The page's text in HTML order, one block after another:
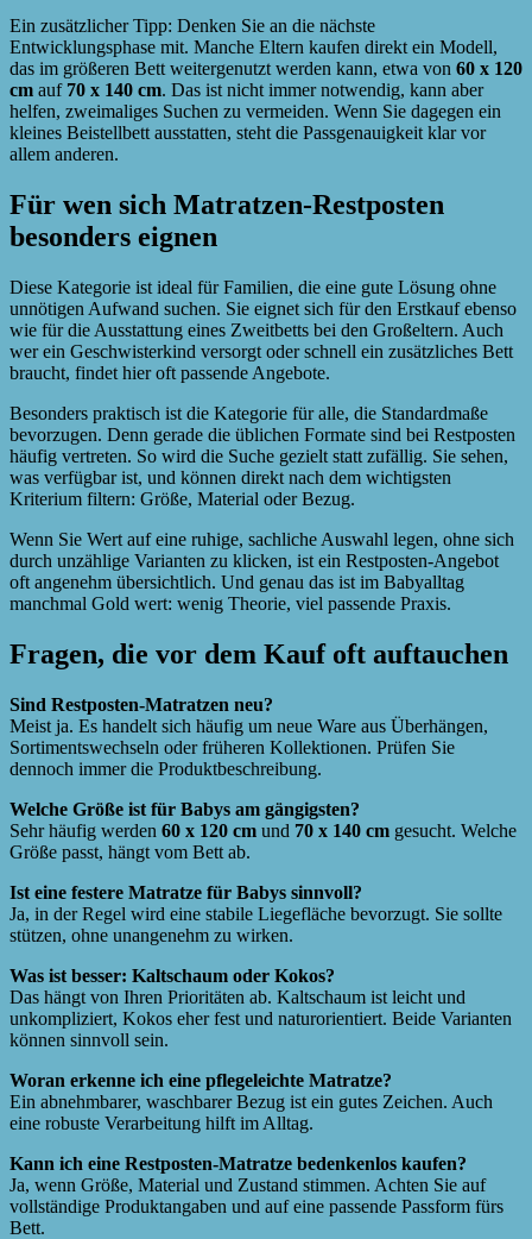
Ein zusätzlicher Tipp: Denken Sie an die nächste
Entwicklungsphase mit. Manche Eltern kaufen direkt ein Modell,
das im größeren Bett weitergenutzt werden kann, etwa von 60 x 120
cm auf 70 x 140 cm. Das ist nicht immer notwendig, kann aber
helfen, zweimaliges Suchen zu vermeiden. Wenn Sie dagegen ein
kleines Beistellbett ausstatten, steht die Passgenauigkeit klar vor
allem anderen.
Für wen sich Matratzen-Restposten
besonders eignen
Diese Kategorie ist ideal für Familien, die eine gute Lösung ohne
unnötigen Aufwand suchen. Sie eignet sich für den Erstkauf ebenso
wie für die Ausstattung eines Zweitbetts bei den Großeltern. Auch
wer ein Geschwisterkind versorgt oder schnell ein zusätzliches Bett
braucht, findet hier oft passende Angebote.
Besonders praktisch ist die Kategorie für alle, die Standardmaße
bevorzugen. Denn gerade die üblichen Formate sind bei Restposten
häufig vertreten. So wird die Suche gezielt statt zufällig. Sie sehen,
was verfügbar ist, und können direkt nach dem wichtigsten
Kriterium filtern: Größe, Material oder Bezug.
Wenn Sie Wert auf eine ruhige, sachliche Auswahl legen, ohne sich
durch unzählige Varianten zu klicken, ist ein Restposten-Angebot
oft angenehm übersichtlich. Und genau das ist im Babyalltag
manchmal Gold wert: wenig Theorie, viel passende Praxis.
Fragen, die vor dem Kauf oft auftauchen
Sind Restposten-Matratzen neu?
Meist ja. Es handelt sich häufig um neue Ware aus Überhängen,
Sortimentswechseln oder früheren Kollektionen. Prüfen Sie
dennoch immer die Produktbeschreibung.
Welche Größe ist für Babys am gängigsten?
Sehr häufig werden 60 x 120 cm und 70 x 140 cm gesucht. Welche
Größe passt, hängt vom Bett ab.
Ist eine festere Matratze für Babys sinnvoll?
Ja, in der Regel wird eine stabile Liegefläche bevorzugt. Sie sollte
stützen, ohne unangenehm zu wirken.
Was ist besser: Kaltschaum oder Kokos?
Das hängt von Ihren Prioritäten ab. Kaltschaum ist leicht und
unkompliziert, Kokos eher fest und naturorientiert. Beide Varianten
können sinnvoll sein.
Woran erkenne ich eine pflegeleichte Matratze?
Ein abnehmbarer, waschbarer Bezug ist ein gutes Zeichen. Auch
eine robuste Verarbeitung hilft im Alltag.
Kann ich eine Restposten-Matratze bedenkenlos kaufen?
Ja, wenn Größe, Material und Zustand stimmen. Achten Sie auf
vollständige Produktangaben und auf eine passende Passform fürs
Bett.